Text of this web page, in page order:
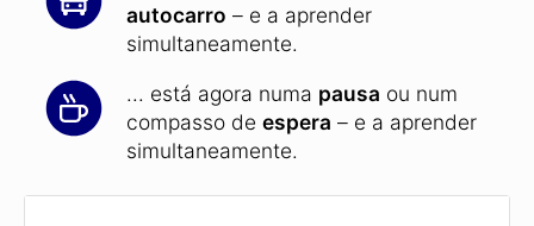
autocarro – e a aprender
simultaneamente.
... está agora numa pausa ou num
compasso de espera – e a aprender
simultaneamente.